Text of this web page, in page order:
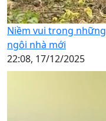
Niềm vui trong những
ngôi nhà mới
22:08, 17/12/2025